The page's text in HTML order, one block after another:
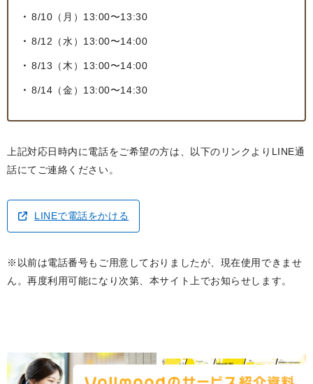
8/10（月）13:00〜13:30
8/12（水）13:00〜14:00
8/13（木）13:00〜14:00
8/14（金）13:00〜14:30
上記対応日時内に電話をご希望の方は、以下のリンクよりLINE通
話にてご連絡ください。
LINEで電話をかける
※以前は電話番号もご用意しておりましたが、現在使用できませ
ん。再度利用可能になり次第、本サイト上でお知らせします。